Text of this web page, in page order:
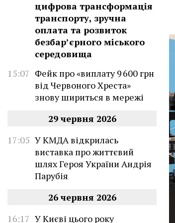
цифрова трансформація
транспорту, зручна
оплата та розвиток
безбар’єрного міського
середовища
15:07 Фейк про «виплату 9 600 грн
від Червоного Хреста»
знову шириться в мережі
29 червня 2026
17:05 У КМДА відкрилась
виставка про життєвий
шлях Героя України Андрія
Парубія
26 червня 2026
16:17 У Києві цього року